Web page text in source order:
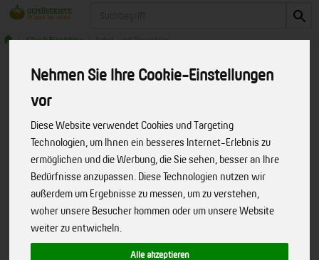
Nehmen Sie Ihre Cookie-Einstellungen
vor
Diese Website verwendet Cookies und Targeting
Technologien, um Ihnen ein besseres Internet-Erlebnis zu
ermöglichen und die Werbung, die Sie sehen, besser an Ihre
Bedürfnisse anzupassen. Diese Technologien nutzen wir
außerdem um Ergebnisse zu messen, um zu verstehen,
woher unsere Besucher kommen oder um unsere Website
weiter zu entwickeln.
Alle akzeptieren
Käse & Frischkäse Schaf- und Ziegenkäse
Produkte
Käse & Frischkäse
Schaf- und Ziegenkäse
Produkt "Grüne Ilse, Ziegenschnittkäse"
nicht verfügbar.
Bitte entschuldigen Sie, diese Seite
gibt es nicht mehr!